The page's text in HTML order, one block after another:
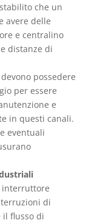
che un
avere delle
e centralino
distanze di
possedere
per essere
e
in questi canali.
eventuali
interruttore
di
flusso di